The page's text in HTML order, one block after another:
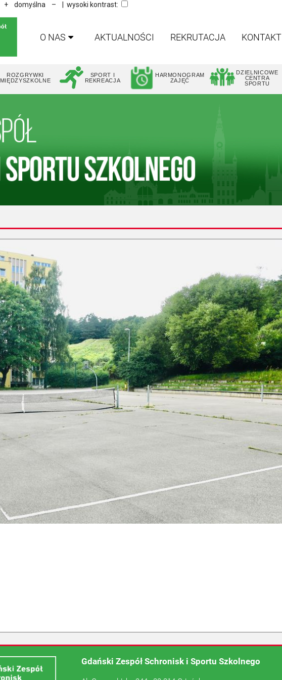
+ domyślna – | wysoki kontrast:
O NAS AKTUALNOŚCI REKRUTACJA KONTAKT
ROZGRYWKI
MIĘDZYSZKOLNE
SPORT I
REKREACJA
HARMONOGRAM
ZAJĘĆ
DZIELNICOWE
CENTRA
SPORTU
Gdański Zespół Schronisk i Sportu Szkolnego